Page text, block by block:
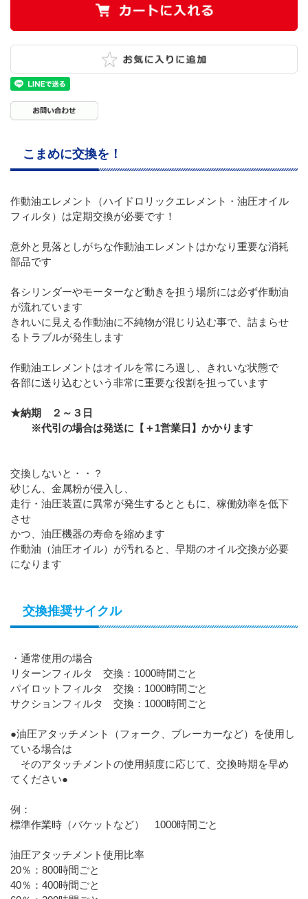
こまめに交換を！
作動油エレメント（ハイドロリックエレメント・油圧オイル
フィルタ）は定期交換が必要です！
意外と見落としがちな作動油エレメントはかなり重要な消耗
部品です
各シリンダーやモーターなど動きを担う場所には必ず作動油
が流れています
きれいに見える作動油に不純物が混じり込む事で、詰まらせ
るトラブルが発生します
作動油エレメントはオイルを常にろ過し、きれいな状態で
各部に送り込むという非常に重要な役割を担っています
★納期 ２～３日
※代引の場合は発送に【＋1営業日】かかります
交換しないと・・？
砂じん、金属粉が侵入し、
走行・油圧装置に異常が発生するとともに、稼働効率を低下
させ
かつ、油圧機器の寿命を縮めます
作動油（油圧オイル）が汚れると、早期のオイル交換が必要
になります
交換推奨サイクル
・通常使用の場合
リターンフィルタ 交換：1000時間ごと
パイロットフィルタ 交換：1000時間ごと
サクションフィルタ 交換：1000時間ごと
●油圧アタッチメント（フォーク、ブレーカーなど）を使用し
ている場合は
そのアタッチメントの使用頻度に応じて、交換時期を早め
てください●
例：
標準作業時（バケットなど） 1000時間ごと
油圧アタッチメント使用比率
20％：800時間ごと
40％：400時間ごと